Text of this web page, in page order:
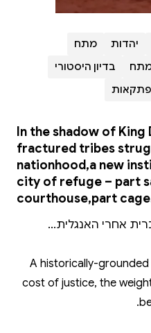
יהדות
מתח
בדיון היסטורי
In the shadow of
fractured tribes
nationhood,a new
city of refuge – part
courthouse,part
A historically-
cost of justice, the